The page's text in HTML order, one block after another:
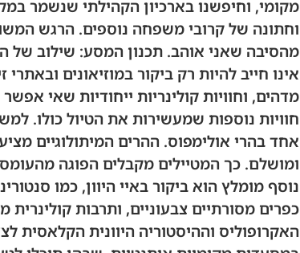
מקומי, וחיפשנו בארכיון הקהילתי שנשמר
וחתונה של קרובי משפחה נוספים. הרגש
מהסיבה שאני אוהב. תכנון המסע: שילוב של
אינו חייב להיות רק ביקור במוזיאונים
מדהים, וחוויות קולינריות ייחודיות שאי
חוויות נוספות שמעשירות את הטיול כולו.
אחד בהרי אולימפוס. ההרים המיתולוגיים
ומושלם. כך המטיילים מקבלים הפוגה
נוסף מומלץ הוא ביקור באיי היוון, כמו
כפרים מסורתיים צבעוניים, ותרבות
האקרופוליס וההיסטוריה היוונית הקלאסית